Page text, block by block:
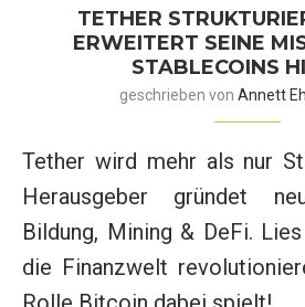
TETHER
ERWEITERT SEINE
STABLECOINS
geschrieben von Annett
Tether wird mehr als nur
Herausgeber gründet
Bildung, Mining & DeFi.
die Finanzwelt